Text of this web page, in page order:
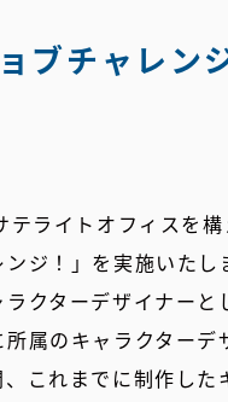
ブチャレン
ライトオフィスを
ジ！」を実施いたし
クターデザイナー
属のキャラクター
これまでに制作し